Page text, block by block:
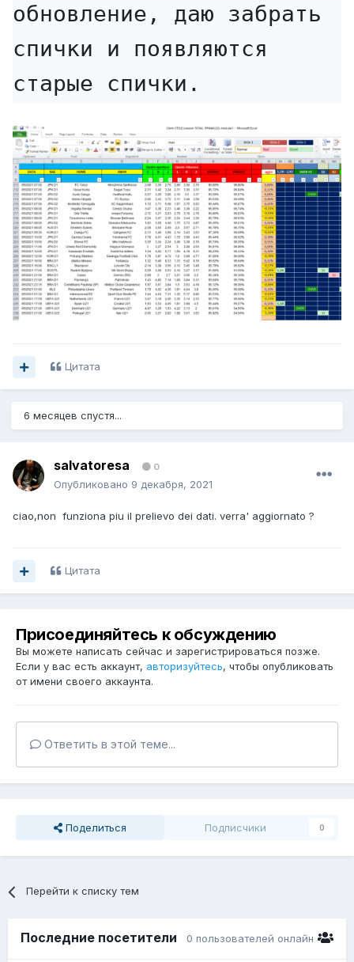
обновление, даю забрать
спички и появляются
старые спички.
Цитата
6 месяцев спустя...
salvatoresa 0
Опубликовано 9 декабря, 2021
ciao,non funziona piu il prelievo dei dati. verra' aggiornato ?
Цитата
Присоединяйтесь к обсуждению
Вы можете написать сейчас и зарегистрироваться позже.
Если у вас есть аккаунт, авторизуйтесь, чтобы опубликовать
от имени своего аккаунта.
Ответить в этой теме...
Поделиться Подписчики 0
Перейти к списку тем
Последние посетители 0 пользователей онлайн